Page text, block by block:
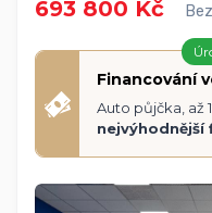
693 800 Kč
Financování
Auto půjčka, až
nejvýhodnější